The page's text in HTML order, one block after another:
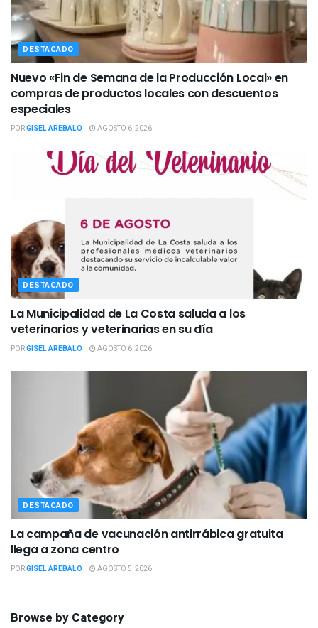
DESTACADO
Nuevo «Fin de Semana de la Producción Local» en
compras de productos locales con descuentos
especiales
PORGISEL AREBALO AGOSTO 6, 2026
DESTACADO
La Municipalidad de La Costa saluda a los
veterinarios y veterinarias en su día
PORGISEL AREBALO AGOSTO 6, 2026
DESTACADO
La campaña de vacunación antirrábica gratuita
llega a zona centro
PORGISEL AREBALO AGOSTO 5, 2026
Browse by Category